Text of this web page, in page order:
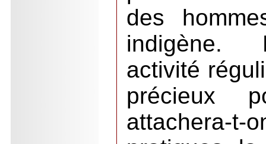
des
indigène.
activité
précieux
attachera-